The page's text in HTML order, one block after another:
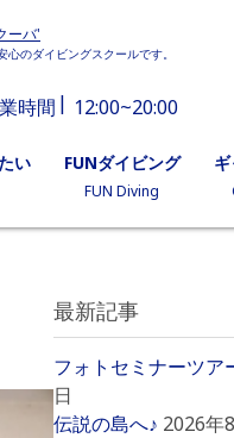
ーバ'
のダイビングスクールです。
時間 12:00~20:00
い FUNダイビング
FUN Diving
最新記事
フォトセミナーツア
日
伝説の島へ♪ 2026年